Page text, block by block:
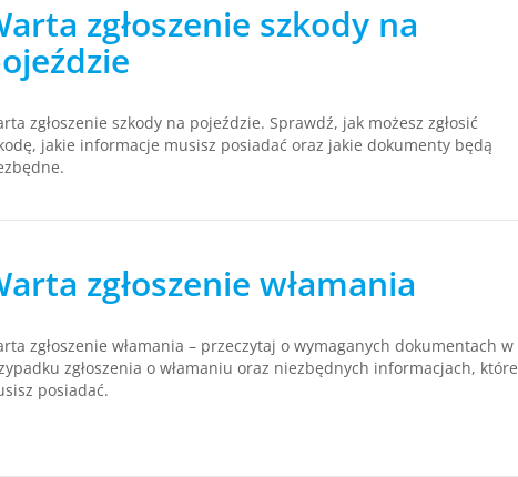
zgłoszenie szkody na
zgłoszenie szkody na pojeździe. Sprawdź, jak możesz zgłosić
jakie informacje musisz posiadać oraz jakie dokumenty będą
zgłoszenie włamania
zgłoszenie włamania – przeczytaj o wymaganych dokumentach w
zgłoszenia o włamaniu oraz niezbędnych informacjach, które
posiadać.